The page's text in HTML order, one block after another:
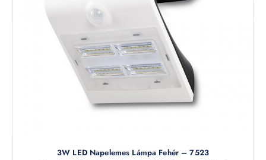
3W LED Napelemes Lámpa Fehér – 7523